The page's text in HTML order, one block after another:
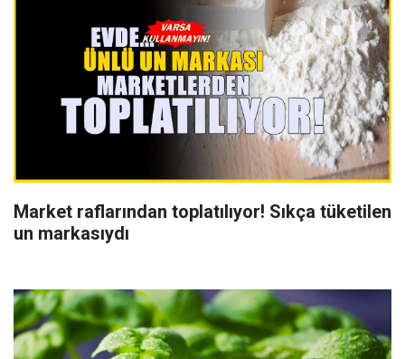
Market raflarından toplatılıyor! Sıkça tüketilen
un markasıydı